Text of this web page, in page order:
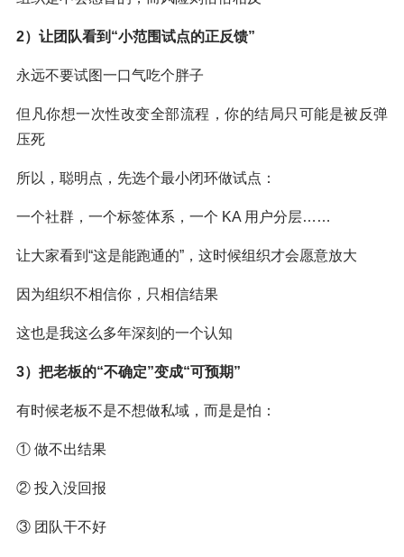
2）让团队看到“小范围试点的正反馈”
永远不要试图一口气吃个胖子
但凡你想一次性改变全部流程，你的结局只可能是被反弹
压死
所以，聪明点，先选个最小闭环做试点：
一个社群，一个标签体系，一个 KA 用户分层……
让大家看到“这是能跑通的”，这时候组织才会愿意放大
因为组织不相信你，只相信结果
这也是我这么多年深刻的一个认知
3）把老板的“不确定”变成“可预期”
有时候老板不是不想做私域，而是是怕：
① 做不出结果
② 投入没回报
③ 团队干不好